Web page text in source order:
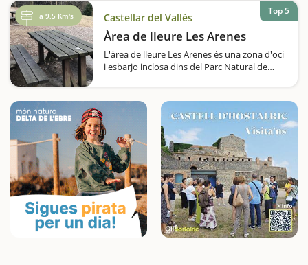
suficients per cridar l'atenció i perquè els
nens es diverteixin i…
a 9,5 Km's Castellar del Vallès
Àrea de lleure Les Arenes
L'àrea de lleure Les Arenes és una zona d'oci
i esbarjo inclosa dins del Parc Natural de
124. Disposa de taules sota cobert i…
Top 5